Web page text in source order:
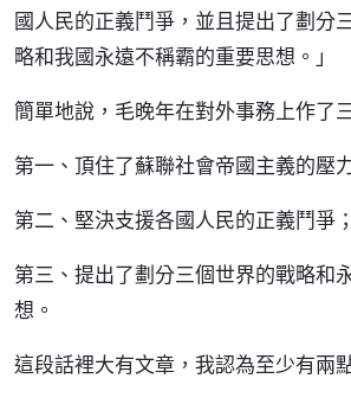
國人民的正義鬥爭，並且提出了劃分
略和我國永遠不稱霸的重要思想。」
簡單地說，毛晚年在對外事務上作了
第一、頂住了蘇聯社會帝國主義的壓
第二、堅決支援各國人民的正義鬥爭；
第三、提出了劃分三個世界的戰略和
想。
這段話裡大有文章，我認為至少有兩